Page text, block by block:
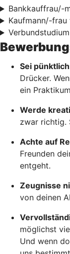
Bankkauffrau/-
Kaufmann/-
Sei
Drücker.
ein
Werde
zwar richtig.
Achte auf
Freunden
entgeht.
Zeugnisse
von deinen
möglichst
Und wenn